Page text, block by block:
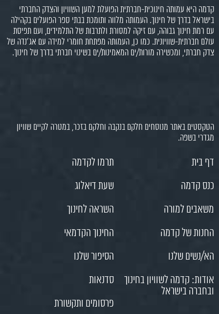
קדמה היא עמותה חינוכית-חברתית הפועלת למען השוויון והצדק החברתי
בישראל בדרך של חינוך. העמותה מלווה ותומכת בבתי ספר הפועלים בקהילה
עם רמת חינוך גבוהה, עם זיקה למסורת ולתרבות של התלמידים, ועם תפיסת
עולם חברתית-שוויונית. כמו כן, העמותה מפתחת חומרי למידה עם אג'נדה של
צדק חברתי, ומכשירה מורות/ים המאמינות/ים בשינוי חברתי בדרך של חינוך.
הטקסטים באתר מנוסחים חלקם בנקבה וחלקם בזכר, במטרה לקיים שוויון
מגדרי בשפה.
דף בית
תרמו לקדמה
כנס קדמה
שעת דיאלוג
משאבים למורה
השראה לחינוך
החנות של קדמה
החינוך הקדמאי
הא/נשים שלנו
הסיפור שלנו
אודות: קדמה לשוויון בחינוך
ובחברה בישראל
סדנאות
פרסומים ותקשורת